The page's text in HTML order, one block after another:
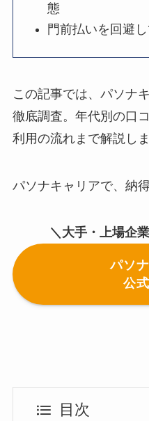
態
門前払いを回避
この記事では、パソナ
徹底調査。年代別の口
利用の流れまで解説しま
パソナキャリアで、納
＼大手・上場企
パソ
公
目次